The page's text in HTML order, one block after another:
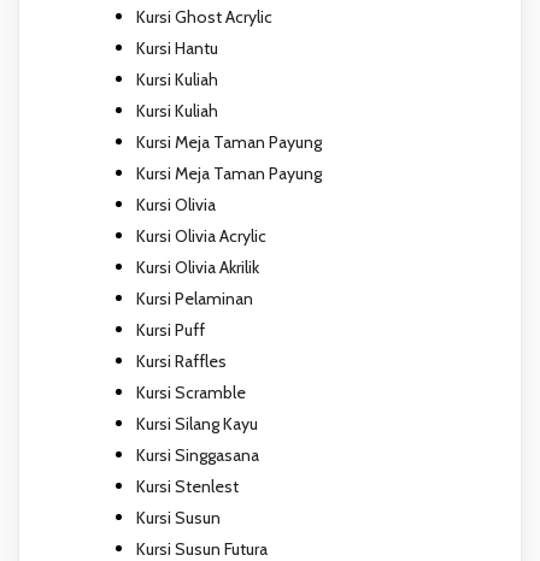
Kursi Ghost Acrylic
Kursi Hantu
Kursi Kuliah
Kursi Kuliah
Kursi Meja Taman Payung
Kursi Meja Taman Payung
Kursi Olivia
Kursi Olivia Acrylic
Kursi Olivia Akrilik
Kursi Pelaminan
Kursi Puff
Kursi Raffles
Kursi Scramble
Kursi Silang Kayu
Kursi Singgasana
Kursi Stenlest
Kursi Susun
Kursi Susun Futura